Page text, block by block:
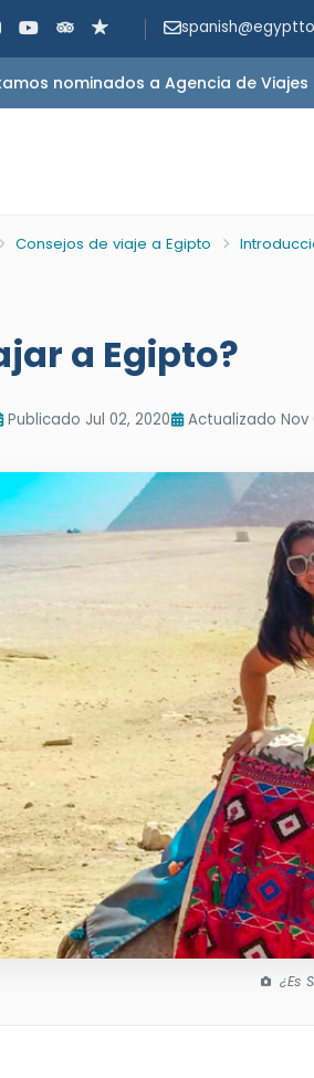
nominados a Agencia de
Consejos de viaje a Egipto
a Egipto?
Publicado Jul 02, 2020 Actualizado Nov
¿Es